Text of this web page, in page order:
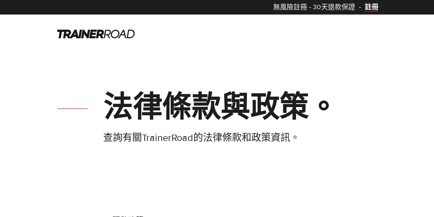
無風險註冊- 30天退款保證 - 註冊
法律條款與政策。
查詢有關TrainerRoad的法律條款和政策資訊。